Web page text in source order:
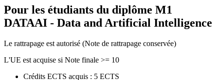
Pour les étudiants du diplôme M1
DATAAI - Data and Artificial Intelligence
Le rattrapage est autorisé (Note de rattrapage conservée)
L'UE est acquise si Note finale >= 10
Crédits ECTS acquis : 5 ECTS